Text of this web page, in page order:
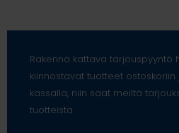
Rakenna kattava tarjouspyyntö
kiinnostavat tuotteet
kassalla, niin saat meiltä
tuotteista.